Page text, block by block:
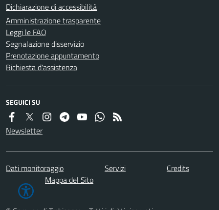
Dichiarazione di accessibilità
Amministrazione trasparente
Leggi le FAQ
Segnalazione disservizio
Prenotazione appuntamento
Richiesta d'assistenza
SEGUICI SU
Newsletter
Dati monitoraggio Servizi
Credits
Mappa del Sito